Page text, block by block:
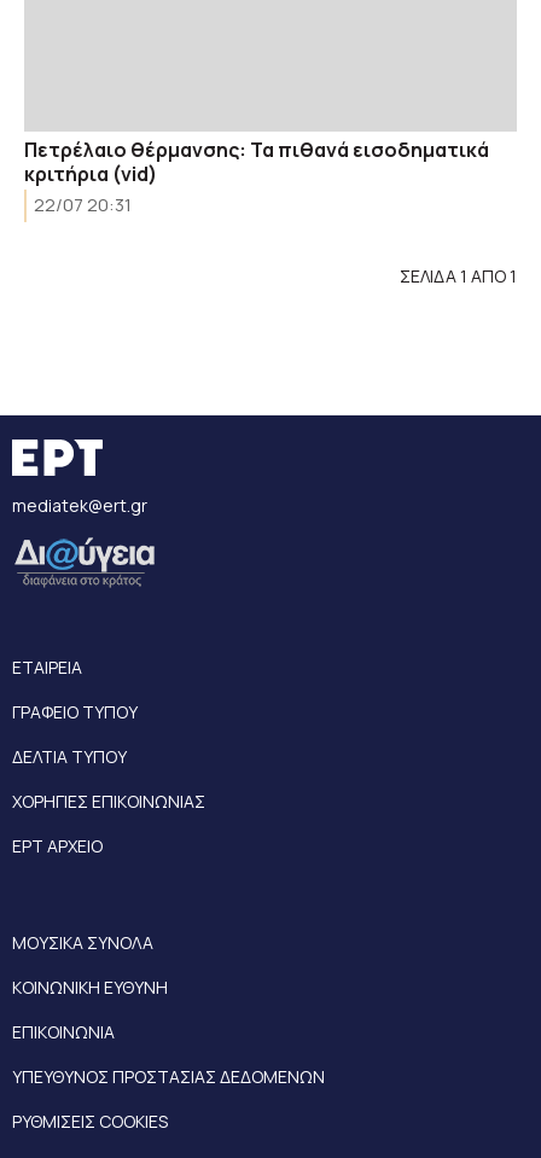
Πετρέλαιο θέρμανσης: Τα πιθανά εισοδηματικά
κριτήρια (vid)
22/07 20:31
ΣΕΛΙΔΑ 1 ΑΠΟ 1
mediatek@ert.gr
ΕΤΑΙΡΕΙΑ
ΓΡΑΦΕΙΟ ΤΥΠΟΥ
ΔΕΛΤΙΑ ΤΥΠΟΥ
ΧΟΡΗΓΙΕΣ ΕΠΙΚΟΙΝΩΝΙΑΣ
ΕΡΤ ΑΡΧΕΙΟ
ΜΟΥΣΙΚΑ ΣΥΝΟΛΑ
ΚΟΙΝΩΝΙΚΗ ΕΥΘΥΝΗ
ΕΠΙΚΟΙΝΩΝΙΑ
ΥΠΕΥΘΥΝΟΣ ΠΡΟΣΤΑΣΙΑΣ ΔΕΔΟΜΕΝΩΝ
ΡΥΘΜΙΣΕΙΣ COOKIES